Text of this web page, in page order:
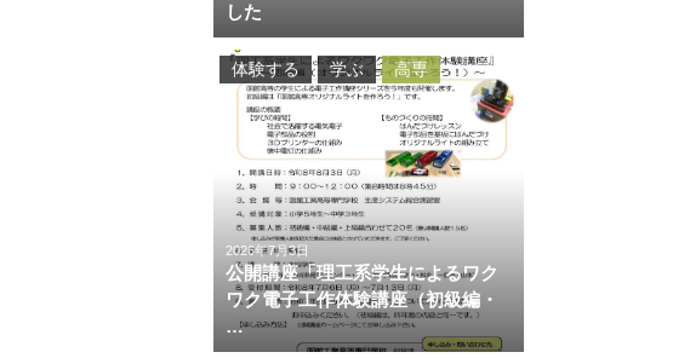
した
2026年7月3日
公開講座「理工系学生によるワク
ワク電子工作体験講座（初級編・
…
体験する 学ぶ 高専